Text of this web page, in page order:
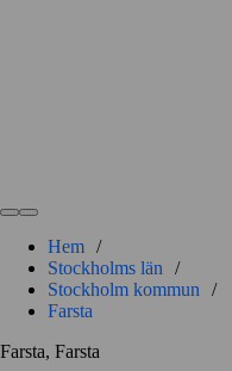
Hem /
Stockholms län
/
Stockholm kommun
/
Farsta
Farsta, Farsta